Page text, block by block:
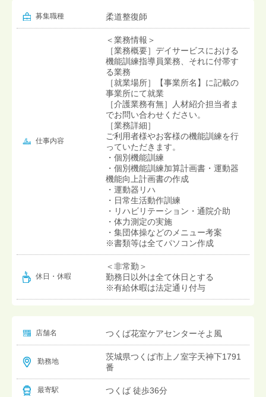
募集職種 柔道整復師
仕事内容
＜業務情報＞
［業務概要］デイサービスにおける
機能訓練指導員業務、それに付帯す
る業務
［就業場所］【事業所名】に記載の
事業所にて就業
［介護業務有無］人材紹介担当者ま
でお問い合わせください。
［業務詳細］
ご利用者様やお客様の機能訓練を行
っていただきます。
・個別機能訓練
・個別機能訓練加算計画書・運動器
機能向上計画書の作成
・運動器リハ
・日常生活動作訓練
・リハビリテーション・通院介助
・体力測定の実施
・集団体操などのメニュー考案
※書類等は全てパソコン作成
休日・休暇
＜非常勤＞
勤務日以外は全て休日とする
※有給休暇は法定通り付与
店舗名 つくば花室ケアセンターそよ風
勤務地
茨城県つくば市上ノ室字天神下1791
番
最寄駅 つくば 徒歩36分